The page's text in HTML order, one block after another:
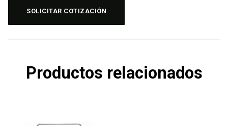
SOLICITAR COTIZACIÓN
Productos relacionados